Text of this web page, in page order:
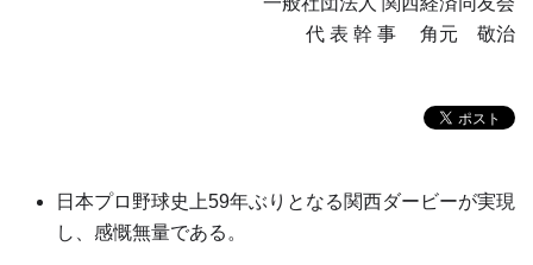
代 表 幹 事 角元 敬治
日本プロ野球史上59年ぶりとなる関西ダービーが実現
し、感慨無量である。